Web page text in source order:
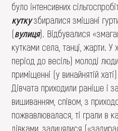
було інтенсивних
куткузбиралися змішані
(вулиця). Відбувалися
кутками села, танці, жарти. У
період до весіль) молоді
приміщенні (у винайнятій
Дівчата приходили раніше і
вишиванням, співом, з
пожвавлювалася, ті грали в
дівками, залицялися